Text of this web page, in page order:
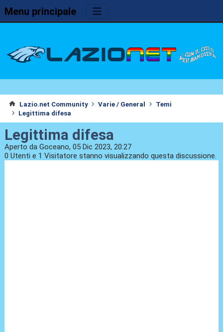
Menu principale
Lazio.net Community Varie / General
Temi
Legittima difesa
Legittima difesa
Aperto da Goceano, 05 Dic 2023, 20:27
0 Utenti e 1 Visitatore stanno visualizzando questa discussione.